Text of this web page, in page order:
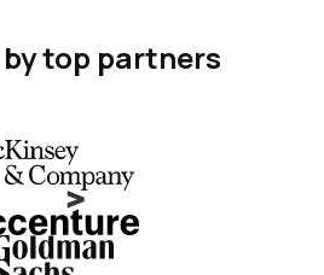
top partners